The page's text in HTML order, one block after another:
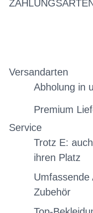
Versandarten
Abholung in
Premium
Service
Trotz E:
ihren Platz
Umfassende
Zubehör